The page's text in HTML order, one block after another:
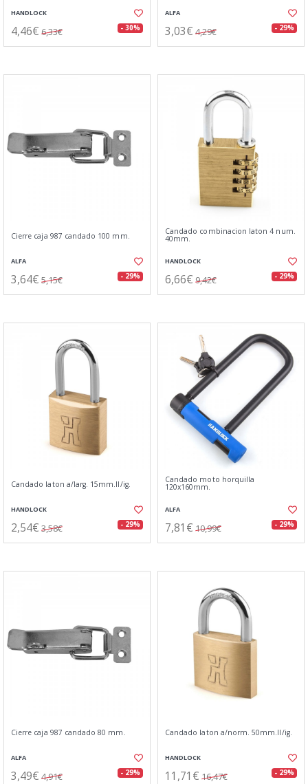
HANDLOCK
4,46€ 6,33€ - 30%
ALFA
3,03€ 4,29€ - 29%
Cierre caja 987 candado 100 mm.
ALFA
3,64€ 5,15€ - 29%
Candado combinacion laton 4 num.
40mm.
HANDLOCK
6,66€ 9,42€ - 29%
Candado laton a/larg. 15mm.ll/ig.
HANDLOCK
2,54€ 3,58€ - 29%
Candado moto horquilla
120x160mm.
ALFA
7,81€ 10,99€ - 29%
Cierre caja 987 candado 80 mm.
ALFA
3,49€ 4,91€ - 29%
Candado laton a/norm. 50mm.ll/ig.
HANDLOCK
11,71€ 16,47€ - 29%